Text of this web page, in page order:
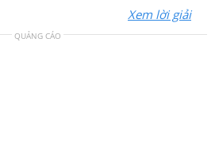
Xem lời giải
QUẢNG CÁO